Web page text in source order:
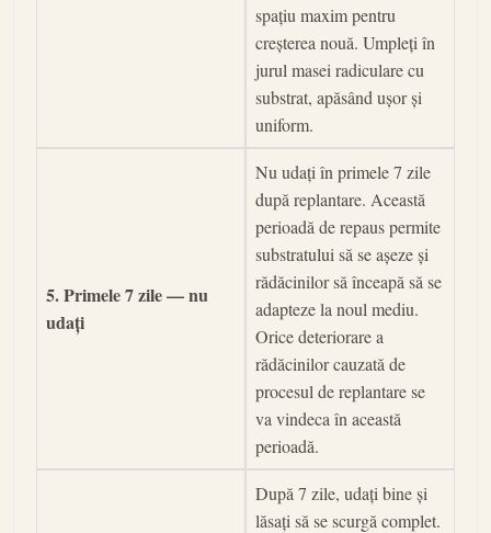
spațiu maxim pentru
creșterea nouă. Umpleți în
jurul masei radiculare cu
substrat, apăsând ușor și
uniform.
5. Primele 7 zile — nu
udați
Nu udați în primele 7 zile
după replantare. Această
perioadă de repaus permite
substratului să se așeze și
rădăcinilor să înceapă să se
adapteze la noul mediu.
Orice deteriorare a
rădăcinilor cauzată de
procesul de replantare se
va vindeca în această
perioadă.
După 7 zile, udați bine și
lăsați să se scurgă complet.